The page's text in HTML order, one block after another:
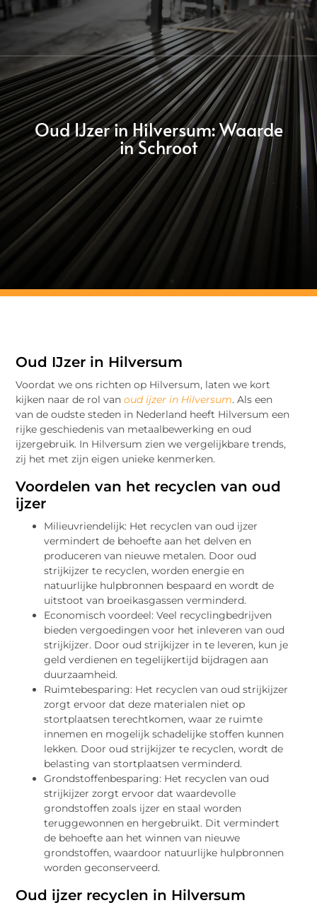
Oud IJzer in Hilversum: Waarde
in Schroot
Oud IJzer in Hilversum
Voordat we ons richten op Hilversum, laten we kort
kijken naar de rol vanoud ijzer in Hilversum. Als een
van de oudste steden in Nederland heeft Hilversum een
rijke geschiedenis van metaalbewerking en oud
ijzergebruik. In Hilversum zien we vergelijkbare trends,
zij het met zijn eigen unieke kenmerken.
Voordelen van het recyclen van oud
ijzer
Milieuvriendelijk: Het recyclen van oud ijzer
vermindert de behoefte aan het delven en
produceren van nieuwe metalen. Door oud
strijkijzer te recyclen, worden energie en
natuurlijke hulpbronnen bespaard en wordt de
uitstoot van broeikasgassen verminderd.
Economisch voordeel: Veel recyclingbedrijven
bieden vergoedingen voor het inleveren van oud
strijkijzer. Door oud strijkijzer in te leveren, kun je
geld verdienen en tegelijkertijd bijdragen aan
duurzaamheid.
Ruimtebesparing: Het recyclen van oud strijkijzer
zorgt ervoor dat deze materialen niet op
stortplaatsen terechtkomen, waar ze ruimte
innemen en mogelijk schadelijke stoffen kunnen
lekken. Door oud strijkijzer te recyclen, wordt de
belasting van stortplaatsen verminderd.
Grondstoffenbesparing: Het recyclen van oud
strijkijzer zorgt ervoor dat waardevolle
grondstoffen zoals ijzer en staal worden
teruggewonnen en hergebruikt. Dit vermindert
de behoefte aan het winnen van nieuwe
grondstoffen, waardoor natuurlijke hulpbronnen
worden geconserveerd.
Oud ijzer recyclen in Hilversum